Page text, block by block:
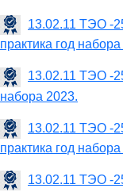
13.02.11 ТЭО -
практика год
13.02.11 ТЭО -
набора 2023.
13.02.11 ТЭО -
практика год
13.02.11 ТЭО -